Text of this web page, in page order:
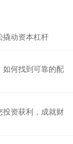
撬动资本杠杆
何找到可靠的配
投资获利，成就财